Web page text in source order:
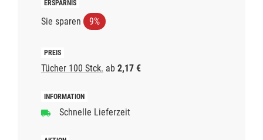
Sie sparen 9%
Tücher 100 Stck. ab 2,17 €
Schnelle Lieferzeit